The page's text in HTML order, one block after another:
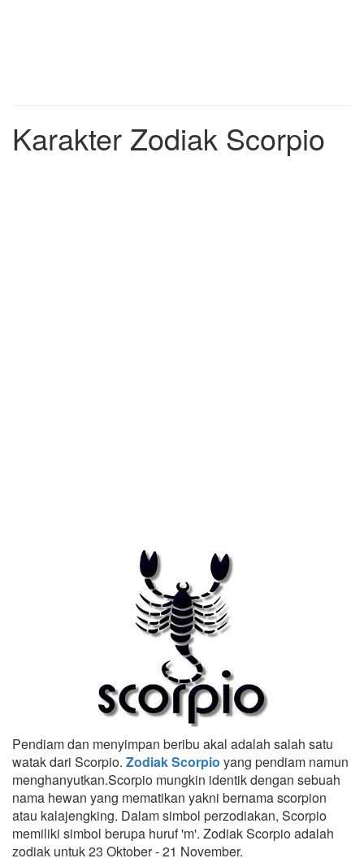
Karakter Zodiak Scorpio
Pendiam dan menyimpan beribu akal adalah salah satu
watak dari Scorpio. Zodiak Scorpio yang pendiam namun
menghanyutkan.Scorpio mungkin identik dengan sebuah
nama hewan yang mematikan yakni bernama scorpion
atau kalajengking. Dalam simbol perzodiakan, Scorpio
memiliki simbol berupa huruf 'm'. Zodiak Scorpio adalah
zodiak untuk 23 Oktober - 21 November.